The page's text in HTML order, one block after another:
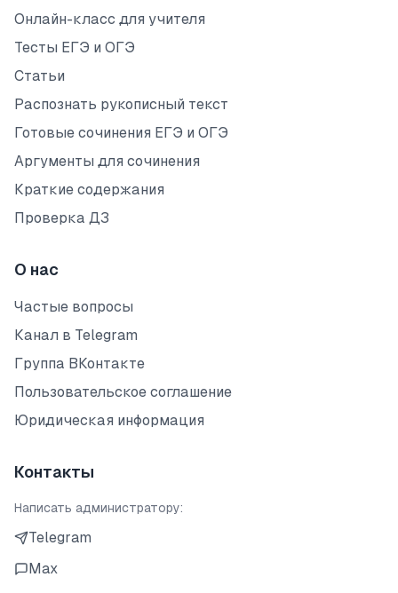
Онлайн-класс для учителя
Тесты ЕГЭ и ОГЭ
Статьи
Распознать рукописный текст
Готовые сочинения ЕГЭ и ОГЭ
Аргументы для сочинения
Краткие содержания
Проверка ДЗ
О нас
Частые вопросы
Канал в Telegram
Группа ВКонтакте
Пользовательское соглашение
Юридическая информация
Контакты
Написать администратору:
Telegram
Max